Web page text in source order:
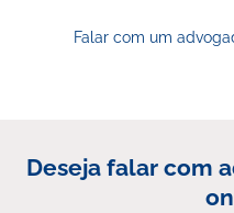
Falar com um
Deseja falar com